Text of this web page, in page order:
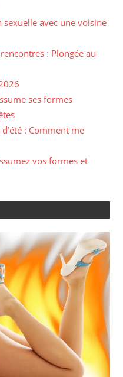
avec une voisine
: Plongée au
ses formes
: Comment me
vos formes et